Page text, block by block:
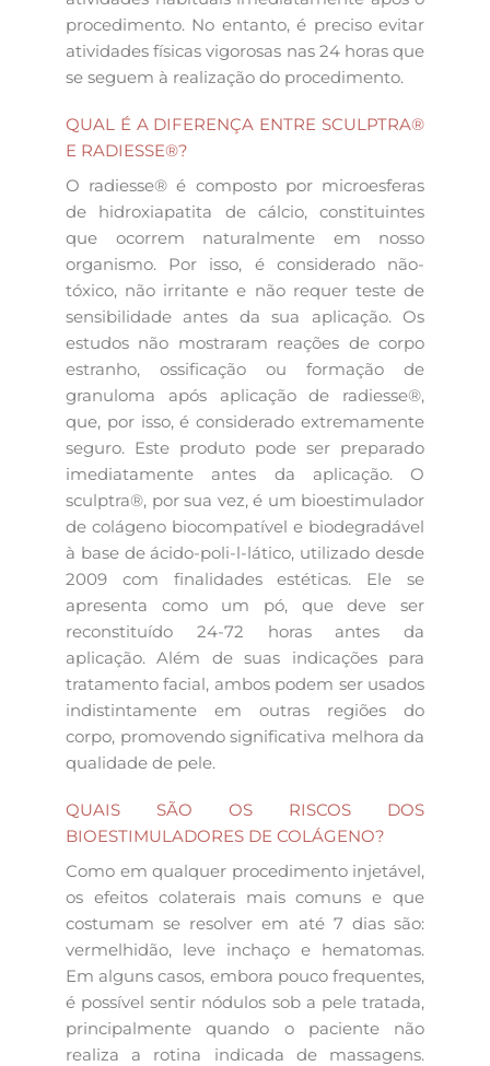
procedimento. No entanto, é preciso evitar
atividades físicas vigorosas nas 24 horas que
se seguem à realização do procedimento.
QUAL É A DIFERENÇA ENTRE SCULPTRA®
E RADIESSE®?
O radiesse® é composto por microesferas
de hidroxiapatita de cálcio, constituintes
que ocorrem naturalmente em nosso
organismo. Por isso, é considerado não-
tóxico, não irritante e não requer teste de
sensibilidade antes da sua aplicação. Os
estudos não mostraram reações de corpo
estranho, ossificação ou formação de
granuloma após aplicação de radiesse®,
que, por isso, é considerado extremamente
seguro. Este produto pode ser preparado
imediatamente antes da aplicação. O
sculptra®, por sua vez, é um bioestimulador
de colágeno biocompatível e biodegradável
à base de ácido-poli-l-lático, utilizado desde
2009 com finalidades estéticas. Ele se
apresenta como um pó, que deve ser
reconstituído 24-72 horas antes da
aplicação. Além de suas indicações para
tratamento facial, ambos podem ser usados
indistintamente em outras regiões do
corpo, promovendo significativa melhora da
qualidade de pele.
QUAIS SÃO OS RISCOS DOS
BIOESTIMULADORES DE COLÁGENO?
Como em qualquer procedimento injetável,
os efeitos colaterais mais comuns e que
costumam se resolver em até 7 dias são:
vermelhidão, leve inchaço e hematomas.
Em alguns casos, embora pouco frequentes,
é possível sentir nódulos sob a pele tratada,
principalmente quando o paciente não
realiza a rotina indicada de massagens.